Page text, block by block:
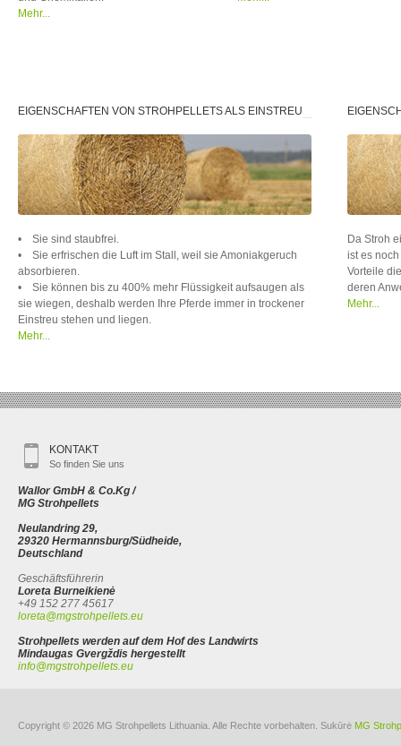
Mehr...
EIGENSCHAFTEN VON STROHPELLETS ALS EINSTREU
• Sie sind staubfrei.
• Sie erfrischen die Luft im Stall, weil sie Amoniakgeruch
absorbieren.
• Sie können bis zu 400% mehr Flüssigkeit aufsaugen als
sie wiegen, deshalb werden Ihre Pferde immer in trockener
Einstreu stehen und liegen.
Mehr...
Da Stroh
ist es
Vorteile
deren
Mehr...
KONTAKT
So finden Sie uns
Wallor GmbH & Co.Kg /
MG Strohpellets
Neulandring 29,
29320 Hermannsburg/Südheide,
Deutschland
Geschäftsführerin
Loreta Burneikienė
+49 152 277 45617
loreta@mgstrohpellets.eu
Strohpellets werden auf dem Hof des Landwirts
Mindaugas Gvergždis hergestellt
info@mgstrohpellets.eu
Copyright © 2026 MG Strohpellets Lithuania. Alle Rechte vorbehalten. Sukūrė MG